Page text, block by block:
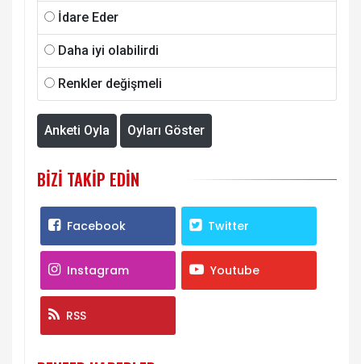
İdare Eder
Daha iyi olabilirdi
Renkler değişmeli
Anketi Oyla Oyları Göster
BIZI TAKIP EDIN
Facebook Twitter
Instagram Youtube
RSS